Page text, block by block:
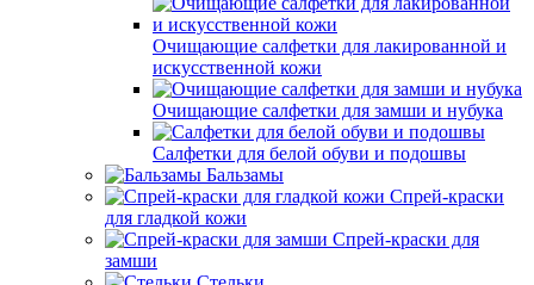
Очищающие салфетки для лакированной и
искусственной кожи
Очищающие салфетки для замши и нубука
Салфетки для белой обуви и подошвы
Бальзамы
для гладкой кожи
замши